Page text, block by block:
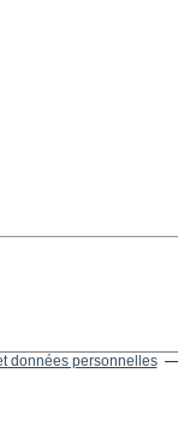
données personnelles